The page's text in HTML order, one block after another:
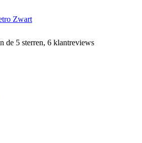
Zwart
de 5 sterren, 6 klantreviews